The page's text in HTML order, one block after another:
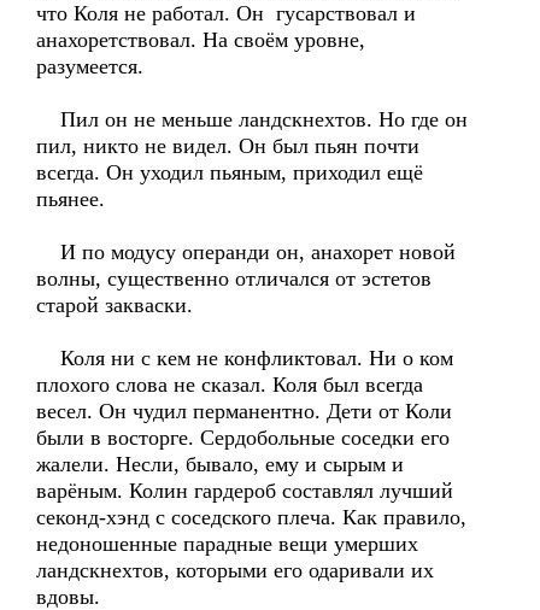
что Коля не работал. Он гусарствовал и
анахоретствовал. На своём уровне,
разумеется.
Пил он не меньше ландскнехтов. Но где он
пил, никто не видел. Он был пьян почти
всегда. Он уходил пьяным, приходил ещё
пьянее.
И по модусу операнди он, анахорет новой
волны, существенно отличался от эстетов
старой закваски.
Коля ни с кем не конфликтовал. Ни о ком
плохого слова не сказал. Коля был всегда
весел. Он чудил перманентно. Дети от Коли
были в восторге. Сердобольные соседки его
жалели. Несли, бывало, ему и сырым и
варёным. Колин гардероб составлял лучший
секонд-хэнд с соседского плеча. Как правило,
недоношенные парадные вещи умерших
ландскнехтов, которыми его одаривали их
вдовы.